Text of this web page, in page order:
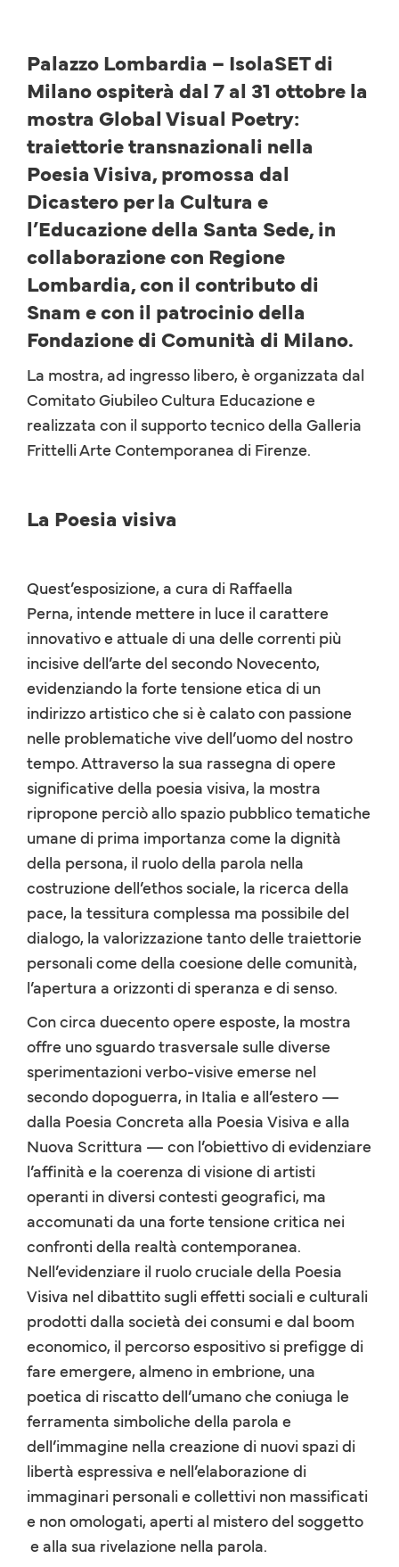
Palazzo Lombardia – IsolaSET di
Milano ospiterà dal 7 al 31 ottobre la
mostra Global Visual Poetry:
traiettorie transnazionali nella
Poesia Visiva, promossa dal
Dicastero per la Cultura e
l’Educazione della Santa Sede, in
collaborazione con Regione
Lombardia, con il contributo di
Snam e con il patrocinio della
Fondazione di Comunità di Milano.
La mostra, ad ingresso libero, è organizzata dal
Comitato Giubileo Cultura Educazione e
realizzata con il supporto tecnico della Galleria
Frittelli Arte Contemporanea di Firenze.
La Poesia visiva
Quest’esposizione, a cura di Raffaella
Perna, intende mettere in luce il carattere
innovativo e attuale di una delle correnti più
incisive dell’arte del secondo Novecento,
evidenziando la forte tensione etica di un
indirizzo artistico che si è calato con passione
nelle problematiche vive dell’uomo del nostro
tempo. Attraverso la sua rassegna di opere
significative della poesia visiva, la mostra
ripropone perciò allo spazio pubblico tematiche
umane di prima importanza come la dignità
della persona, il ruolo della parola nella
costruzione dell’ethos sociale, la ricerca della
pace, la tessitura complessa ma possibile del
dialogo, la valorizzazione tanto delle traiettorie
personali come della coesione delle comunità,
l’apertura a orizzonti di speranza e di senso.
Con circa duecento opere esposte, la mostra
offre uno sguardo trasversale sulle diverse
sperimentazioni verbo-visive emerse nel
secondo dopoguerra, in Italia e all’estero —
dalla Poesia Concreta alla Poesia Visiva e alla
Nuova Scrittura — con l’obiettivo di evidenziare
l’affinità e la coerenza di visione di artisti
operanti in diversi contesti geografici, ma
accomunati da una forte tensione critica nei
confronti della realtà contemporanea.
Nell’evidenziare il ruolo cruciale della Poesia
Visiva nel dibattito sugli effetti sociali e culturali
prodotti dalla società dei consumi e dal boom
economico, il percorso espositivo si prefigge di
fare emergere, almeno in embrione, una
poetica di riscatto dell’umano che coniuga le
ferramenta simboliche della parola e
dell’immagine nella creazione di nuovi spazi di
libertà espressiva e nell’elaborazione di
immaginari personali e collettivi non massificati
e non omologati, aperti al mistero del soggetto
e alla sua rivelazione nella parola.